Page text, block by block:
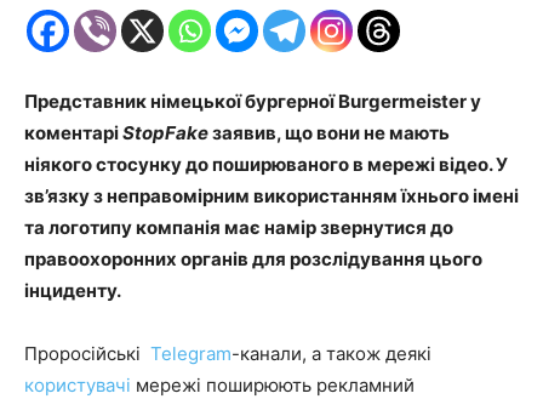
Представник німецької бургерної Burgermeister у
коментаріStopFakeзаявив, що вони не мають
ніякого стосунку до поширюваного в мережі відео. У
зв’язку з неправомірним використанням їхнього імені
та логотипу компанія має намір звернутися до
правоохоронних органів для розслідування цього
інциденту.
Проросійські Telegram-канали, а також деякі
користувачі мережі поширюють рекламний